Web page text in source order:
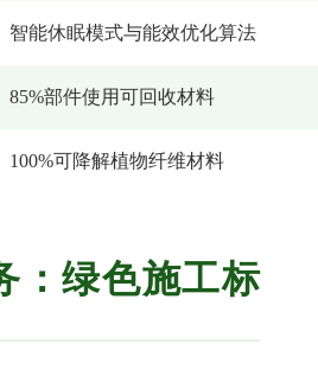
智能休眠模式与能效优化算法
85%部件使用可回收材料
100%可降解植物纤维材料
：绿色施工标